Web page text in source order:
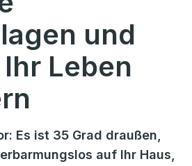
und
Leben
Es ist 35 Grad draußen,
auf Ihr Haus,